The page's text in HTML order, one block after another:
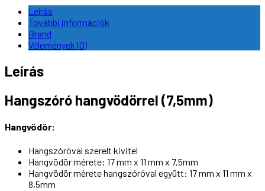
Leírás
További információk
Brand
Vélemények (0)
Leírás
Hangszóró hangvödörrel (7,5mm)
Hangvödör:
Hangszóróval szerelt kivitel
Hangvödör mérete: 17 mm x 11 mm x 7,5mm
Hangvödör mérete hangszóróval együtt: 17 mm x 11 mm x
8,5mm